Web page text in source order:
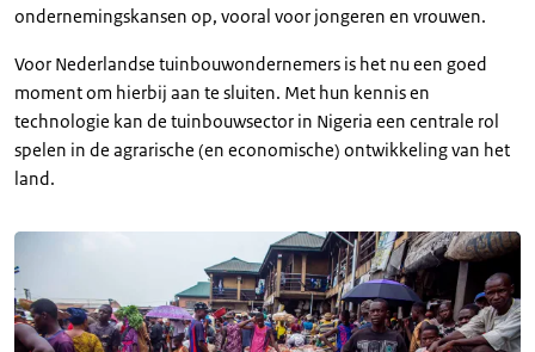
ondernemingskansen op, vooral voor jongeren en vrouwen.
Voor Nederlandse tuinbouwondernemers is het nu een goed
moment om hierbij aan te sluiten. Met hun kennis en
technologie kan de tuinbouwsector in Nigeria een centrale rol
spelen in de agrarische (en economische) ontwikkeling van het
land.